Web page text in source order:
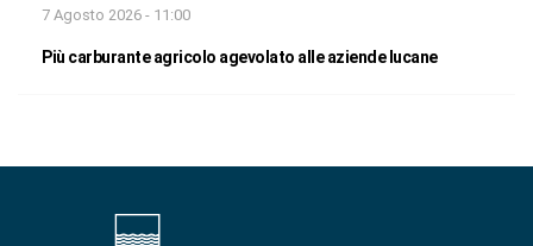
7 Agosto 2026 - 11:00
Più carburante agricolo agevolato alle aziende lucane